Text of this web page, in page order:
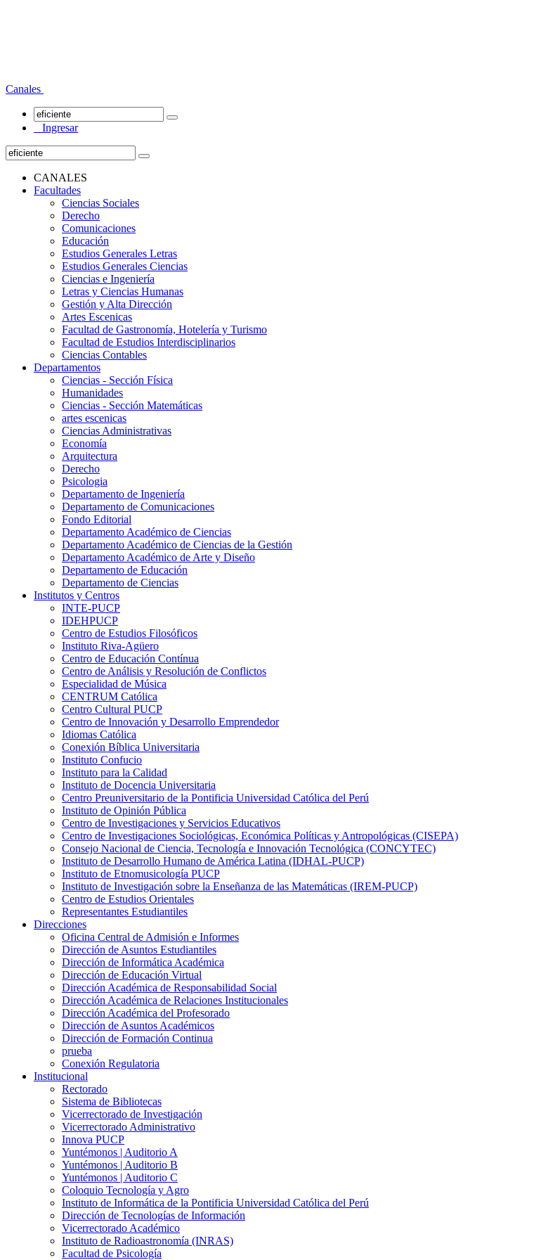
Canales
Ingresar
CANALES
Facultades
Ciencias Sociales
Derecho
Comunicaciones
Educación
Estudios Generales Letras
Estudios Generales Ciencias
Ciencias e Ingeniería
Letras y Ciencias Humanas
Gestión y Alta Dirección
Artes Escenicas
Facultad de Gastronomía, Hotelería y Turismo
Facultad de Estudios Interdisciplinarios
Ciencias Contables
Departamentos
Ciencias - Sección Física
Humanidades
Ciencias - Sección Matemáticas
artes escenicas
Ciencias Administrativas
Economía
Arquitectura
Derecho
Psicologia
Departamento de Ingeniería
Departamento de Comunicaciones
Fondo Editorial
Departamento Académico de Ciencias
Departamento Académico de Ciencias de la Gestión
Departamento Académico de Arte y Diseño
Departamento de Educación
Departamento de Ciencias
Institutos y Centros
INTE-PUCP
IDEHPUCP
Centro de Estudios Filosóficos
Instituto Riva-Agüero
Centro de Educación Contínua
Centro de Análisis y Resolución de Conflictos
Especialidad de Música
CENTRUM Católica
Centro Cultural PUCP
Centro de Innovación y Desarrollo Emprendedor
Idiomas Católica
Conexión Bíblica Universitaria
Instituto Confucio
Instituto para la Calidad
Instituto de Docencia Universitaria
Centro Preuniversitario de la Pontificia Universidad Católica del Perú
Instituto de Opinión Pública
Centro de Investigaciones y Servicios Educativos
Centro de Investigaciones Sociológicas, Económica Políticas y Antropológicas (CISEPA)
Consejo Nacional de Ciencia, Tecnología e Innovación Tecnológica (CONCYTEC)
Instituto de Desarrollo Humano de América Latina (IDHAL-PUCP)
Instituto de Etnomusicología PUCP
Instituto de Investigación sobre la Enseñanza de las Matemáticas (IREM-PUCP)
Centro de Estudios Orientales
Representantes Estudiantiles
Direcciones
Oficina Central de Admisión e Informes
Dirección de Asuntos Estudiantiles
Dirección de Informática Académica
Dirección de Educación Virtual
Dirección Académica de Responsabilidad Social
Dirección Académica de Relaciones Institucionales
Dirección Académica del Profesorado
Dirección de Asuntos Académicos
Dirección de Formación Continua
prueba
Conexión Regulatoria
Institucional
Rectorado
Sistema de Bibliotecas
Vicerrectorado de Investigación
Vicerrectorado Administrativo
Innova PUCP
Yuntémonos | Auditorio A
Yuntémonos | Auditorio B
Yuntémonos | Auditorio C
Coloquio Tecnología y Agro
Instituto de Informática de la Pontificia Universidad Católica del Perú
Dirección de Tecnologías de Información
Vicerrectorado Académico
Instituto de Radioastronomía (INRAS)
Facultad de Psicología